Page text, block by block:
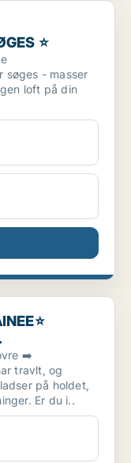
SØGES ⭐
⭐
masser
loft på din
v/ Martin Porsmos...
➡️
travlt, og
på holdet,
Er du i..